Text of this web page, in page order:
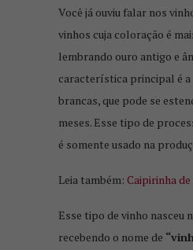
Você já ouviu falar nos
vinhos cuja coloração é
lembrando ouro antigo e
característica principal é a
brancas, que pode se
meses. Esse tipo de
é somente usado na
Leia também: Caipirinha
Esse tipo de vinho nasceu
recebendo o nome de